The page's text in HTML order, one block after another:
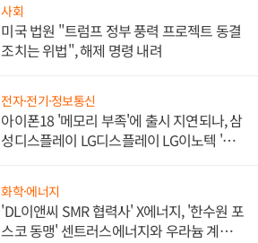
사회
미국 법원 "트럼프 정부 풍력 프로젝트 동결
조치는 위법", 해제 명령 내려
전자·전기·정보통신
아이폰18 '메모리 부족'에 출시 지연되나, 삼
성디스플레이 LG디스플레이 LG이노텍 '탈
화학·에너지
'DL이앤씨 SMR 협력사' X에너지, '한수원 포
스코 동맹' 센트러스에너지와 우라늄 계약